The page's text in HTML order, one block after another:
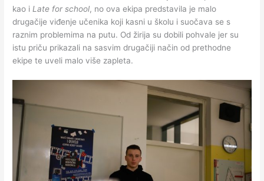
kao i Late for school, no ova ekipa predstavila je malo
drugačije viđenje učenika koji kasni u školu i suočava se s
raznim problemima na putu. Od žirija su dobili pohvale jer su
istu priču prikazali na sasvim drugačiji način od prethodne
ekipe te uveli malo više zapleta.